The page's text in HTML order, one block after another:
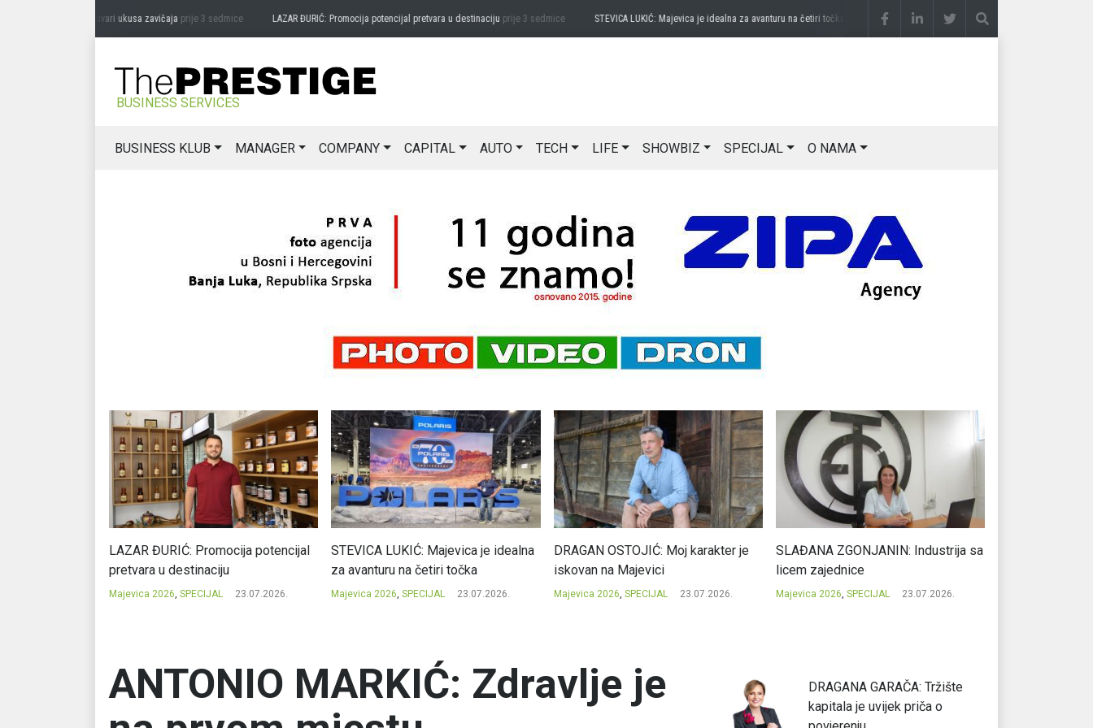
MIĆANOVIĆ: Čuvari ukusa zavičajaprije 3 sedmice LAZAR ĐURIĆ: Promocija potencijal pretvara u destinacijuprije 3 sedmice STEVICA LUKIĆ: Majevica je idealna za avanturu na četiri točka prije 3 sedmice DRAGAN OSTOJIĆ: Moj karakter je iskovan
BUSINESS SERVICES
BUSINESS KLUB MANAGER COMPANY CAPITAL AUTO TECH LIFE SHOWBIZ SPECIJAL O NAMA
LAZAR ĐURIĆ: Promocija potencijal
pretvara u destinaciju
Majevica 2026, SPECIJAL 23.07.2026.
STEVICA LUKIĆ: Majevica je idealna
za avanturu na četiri točka
Majevica 2026, SPECIJAL 23.07.2026.
DRAGAN OSTOJIĆ: Moj karakter je
iskovan na Majevici
Majevica 2026, SPECIJAL 23.07.2026.
SLAĐANA ZGONJANIN: Industrija sa
licem zajednice
Majevica 2026, SPECIJAL 23.07.2026.
ANTONIO MARKIĆ: Zdravlje je
DRAGANA GARAČA: Tržište
kapitala je uvijek priča o